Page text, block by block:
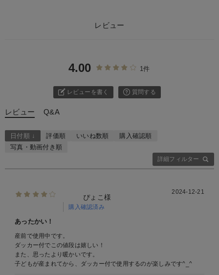
レビュー
4.00 1件
レビューを書く 質問する
レビュー Q&A
詳細フィルター
日付順 ↓ 評価順 いいね数順
購入確認順
写真・動画付き順
ぴょこ様
購入確認済み
2024-12-21
あったかい！
産前で使用中です。
ダッカー付でこの値段は嬉しい！
また、思ったより暖かいです。
子どもが産まれてから、ダッカー付で使用するのが楽しみです^_^